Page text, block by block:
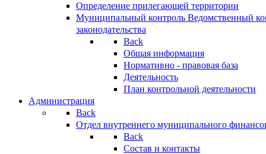
Определение прилегающей территории
Муниципальный контроль Ведомственный
законодательства
Back
Общая информация
Нормативно - правовая база
Деятельность
План контрольной деятельности
Администрация
Back
Отдел внутреннего муниципального
Back
Состав и контакты